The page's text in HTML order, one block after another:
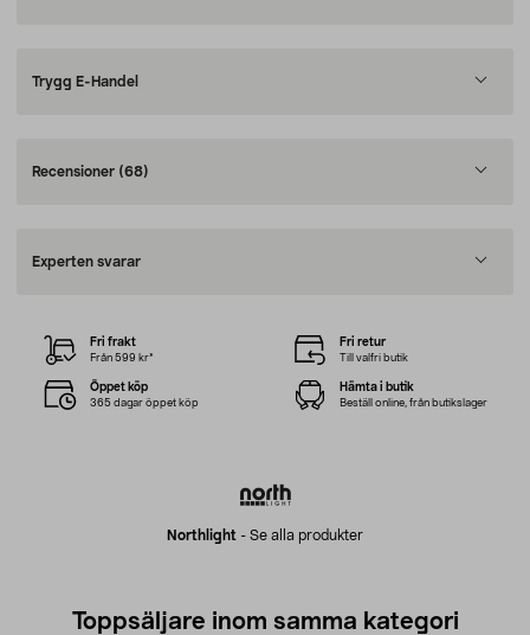
Trygg E-Handel
Recensioner (68)
Experten svarar
Northlight - Se alla produkter
Fri frakt
Från 599 kr*
Fri retur
Till valfri butik
Öppet köp
365 dagar öppet köp
Hämta i butik
Beställ online, från butikslager
Toppsäljare inom samma kategori